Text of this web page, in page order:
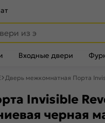
Входные двери
Дверь межкомнатная Порта
Invisible
черная